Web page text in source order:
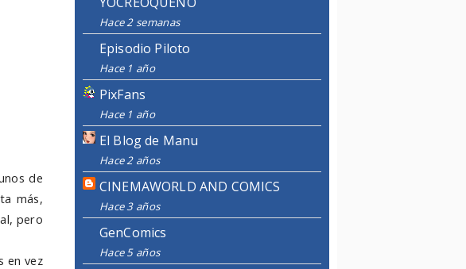
de
más,
pero
en vez
Hace 2 semanas
Episodio Piloto
Hace 1 año
PixFans
Hace 1 año
El Blog de Manu
Hace 2 años
CINEMAWORLD AND COMICS
Hace 3 años
GenComics
Hace 5 años